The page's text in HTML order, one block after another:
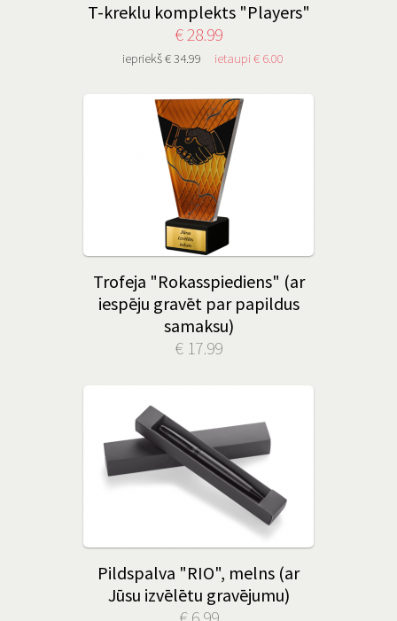
T-kreklu komplekts "Players"
€ 28.99
iepriekš € 34.99 ietaupi € 6.00
Trofeja "Rokasspiediens" (ar
iespēju gravēt par papildus
samaksu)
€ 17.99
Pildspalva "RIO", melns (ar
Jūsu izvēlētu gravējumu)